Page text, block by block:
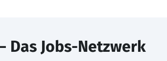
Das Jobs-Netzwerk